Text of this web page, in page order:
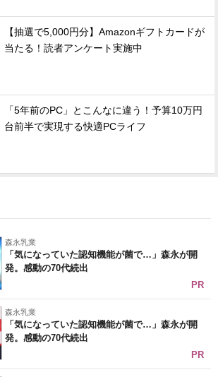
【抽選で5,000円分】Amazonギフトカードが
当たる！読者アンケート実施中
「5年前のPC」とこんなに違う！予算10万円
台前半で実現する快適PCライフ
森永乳業
「気になっていた認知機能が菌で…」森永が開
発。感動の70代続出
PR
森永乳業
「気になっていた認知機能が菌で…」森永が開
発。感動の70代続出
PR